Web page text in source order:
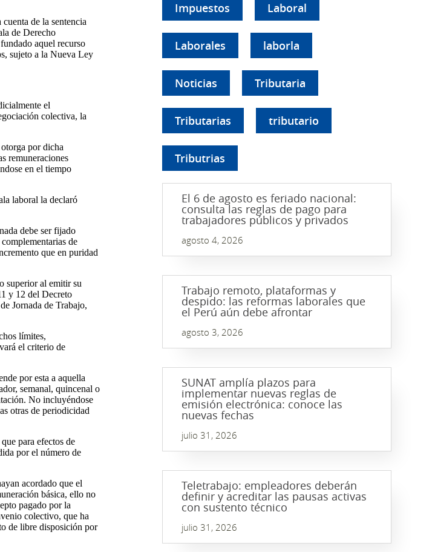
de la sentencia
de Derecho
aquel recurso
sujeto a la Nueva Ley
el
colectiva, la
por dicha
remuneraciones
en el tiempo
laboral la declaró
debe ser fijado
de
que en puridad
superior al emitir su
y 12 del Decreto
Jornada de Trabajo,
límites,
el criterio de
por esta a aquella
semanal, quincenal o
No incluyéndose
otras de periodicidad
para efectos de
por el número de
acordado que el
básica, ello no
pagado por la
colectivo, que ha
de libre disposición por
Impuestos Laboral
Laborales laborla
Noticias Tributaria
Tributarias tributario
Tributrias
El 6 de agosto es feriado nacional:
consulta las reglas de pago para
trabajadores públicos y privados
agosto 4, 2026
Trabajo remoto, plataformas y
despido: las reformas laborales que
el Perú aún debe afrontar
agosto 3, 2026
SUNAT amplía plazos para
implementar nuevas reglas de
emisión electrónica: conoce las
nuevas fechas
julio 31, 2026
Teletrabajo: empleadores deberán
definir y acreditar las pausas activas
con sustento técnico
julio 31, 2026